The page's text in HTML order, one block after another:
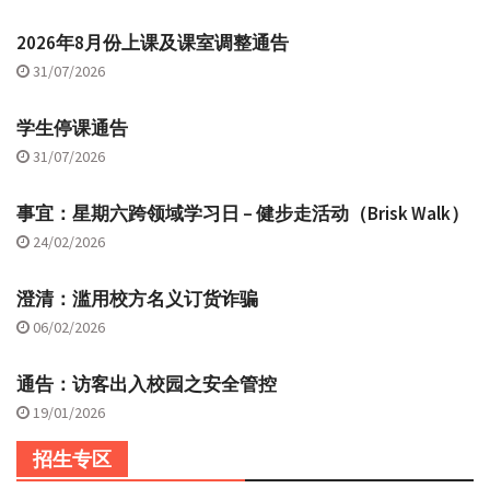
2026年8月份上课及课室调整通告
31/07/2026
学生停课通告
31/07/2026
事宜：星期六跨领域学习日 – 健步走活动（Brisk Walk）
24/02/2026
澄清：滥用校方名义订货诈骗
06/02/2026
通告：访客出入校园之安全管控
19/01/2026
招生专区